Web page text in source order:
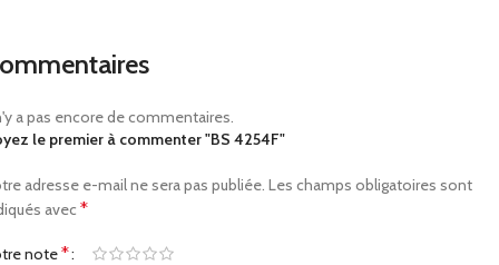
a pas encore de commentaires.
le premier à commenter "BS 4254F"
adresse e-mail ne sera pas publiée. Les champs obligatoires sont
avec *
note*